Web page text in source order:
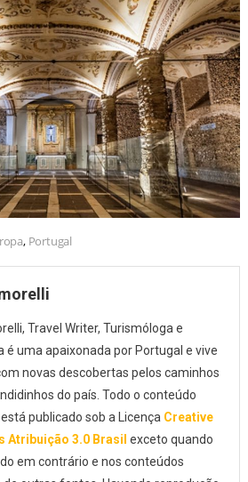
, Portugal
Travel Writer, Turismóloga e
é uma apaixonada por Portugal e vive
novas descobertas pelos caminhos
do país. Todo o conteúdo
publicado sob a Licença Creative
Atribuição 3.0 Brasil exceto quando
em contrário e nos conteúdos